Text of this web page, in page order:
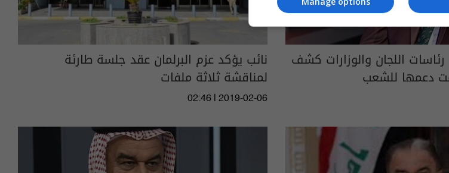
اللجان والوزارات كشف
دعمها للشعب
نائب يؤكد عزم البرلمان عقد جلسة طارئة
لمناقشة ثلاثة ملفات
02:46 | 2019-02-06